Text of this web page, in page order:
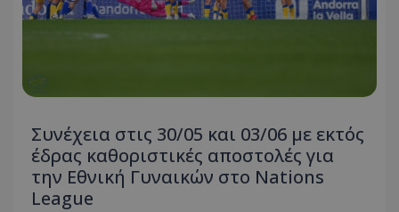
Συνέχεια στις 30/05 και 03/06 με εκτός
έδρας καθοριστικές αποστολές για
την Εθνική Γυναικών στο Nations
League